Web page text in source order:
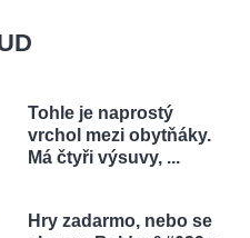
Tohle je naprostý
vrchol mezi obytňáky.
Má čtyři výsuvy, ...
Hry zadarmo, nebo se